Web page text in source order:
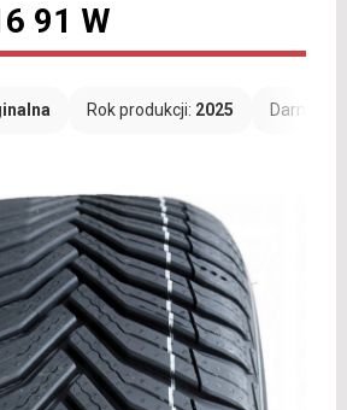
91 W
Rok produkcji: 2025